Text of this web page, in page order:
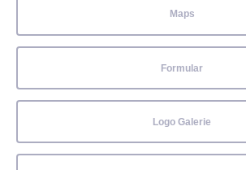
Maps
Formular
Logo Galerie